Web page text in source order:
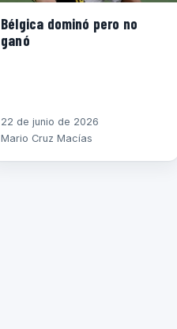
Bélgica dominó pero no
ganó
22 de junio de 2026
Mario Cruz Macías